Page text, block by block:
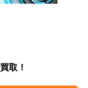
取！